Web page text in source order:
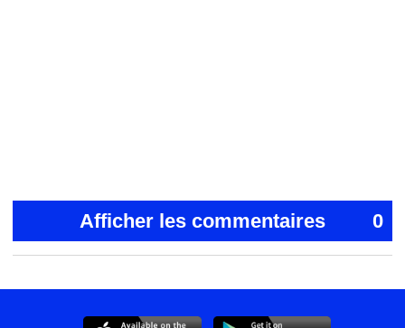
Afficher les commentaires 0